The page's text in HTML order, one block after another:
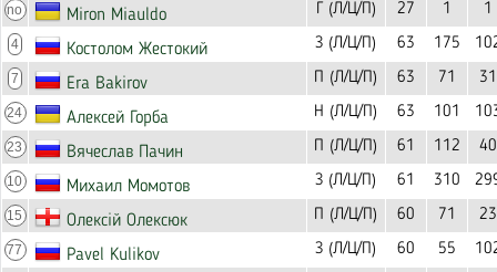
no Miron Miauldo Г (Л/Ц/П) 27 1 1
4 Костолом Жестокий З (Л/Ц/П) 63 175
7 Era Bakirov П (Л/Ц/П) 63 71 31
24 Алексей Горба Н (Л/Ц/П) 63 101
23 Вячеслав Пачин П (Л/Ц/П) 61 112 40
10 Михаил Момотов З (Л/Ц/П) 61 310
15 Олексій Олексюк П (Л/Ц/П) 60 71 23
77 Pavel Kulikov З (Л/Ц/П) 60 55